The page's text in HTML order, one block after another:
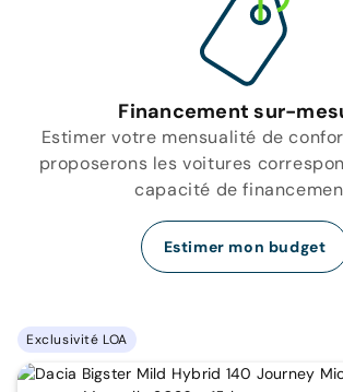
Financement sur-
Estimer votre mensualité de
proposerons les voitures
capacité de
Estimer mon budget
Exclusivité LOA